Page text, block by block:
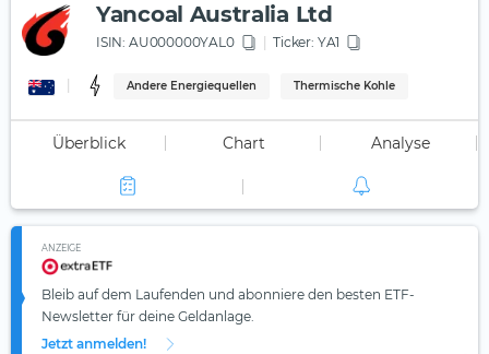
Yancoal Australia Ltd
ISIN: AU000000YAL0 Ticker: YA1
Andere Energiequellen Thermische Kohle
Überblick Chart Analyse
ANZEIGE
Bleib auf dem Laufenden und abonniere den besten ETF-
Newsletter für deine Geldanlage.
Jetzt anmelden!